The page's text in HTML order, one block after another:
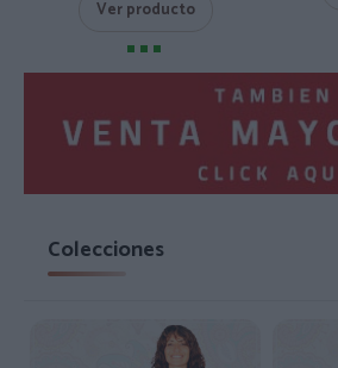
Ver producto
Colecciones